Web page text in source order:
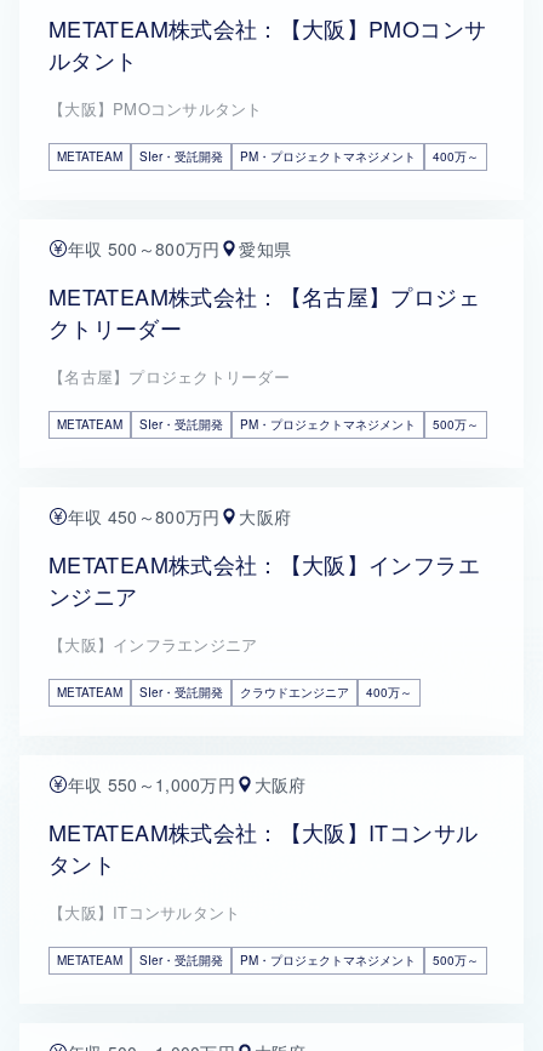
METATEAM株式会社：【大阪】PMOコンサ
ルタント
【大阪】PMOコンサルタント
METATEAM SIer・受託開発 PM・プロジェクトマネジメント 400万～
年収 500～800万円 愛知県
METATEAM株式会社：【名古屋】プロジェ
クトリーダー
【名古屋】プロジェクトリーダー
METATEAM SIer・受託開発 PM・プロジェクトマネジメント 500万～
年収 450～800万円 大阪府
METATEAM株式会社：【大阪】インフラエ
ンジニア
【大阪】インフラエンジニア
METATEAM SIer・受託開発 クラウドエンジニア 400万～
年収 550～1,000万円 大阪府
METATEAM株式会社：【大阪】ITコンサル
タント
【大阪】ITコンサルタント
METATEAM SIer・受託開発 PM・プロジェクトマネジメント 500万～